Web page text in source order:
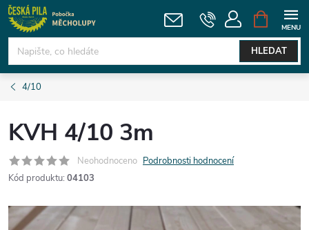
Přejít
na
obsah
HLEDAT
NÁKUPNÍ
KOŠÍK
4/10
KVH 4/10 3m
Neohodnoceno Podrobnosti hodnocení
Kód produktu: 04103